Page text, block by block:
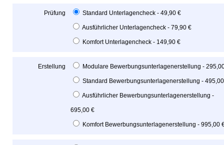
Prüfung Standard Unterlagencheck - 49,90 €
Ausführlicher Unterlagencheck - 79,90 €
Komfort Unterlagencheck - 149,90 €
Erstellung Modulare Bewerbungsunterlagenerstellung -
Standard Bewerbungsunterlagenerstellung -
Ausführlicher Bewerbungsunterlagenerstellung -
695,00 €
Komfort Bewerbungsunterlagenerstellung - 995,00